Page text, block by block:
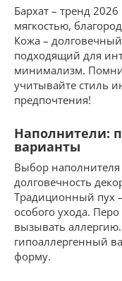
Бархат – тренд
мягкостью,
Кожа –
подходящий для
минимализм.
учитывайте стиль
предпочтения!
Наполнители:
варианты
Выбор наполнителя
долговечность
Традиционный пух
особого ухода.
вызывать
гипоаллергенный
форму.